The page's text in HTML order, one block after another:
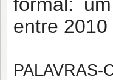
entre
PALAVRAS-